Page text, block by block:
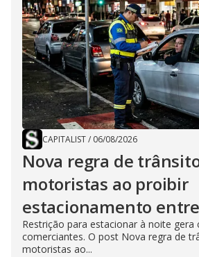
CAPITALIST/ 06/08/2026
Nova regra de
motoristas ao proibir
estacionamento
Restrição para estacionar à noite gera
comerciantes. O post Nova regra de
motoristas ao...